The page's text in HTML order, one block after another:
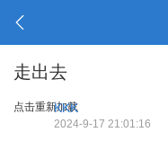
走出去
点击重新加载
KKK
2024-9-17 21:01:16